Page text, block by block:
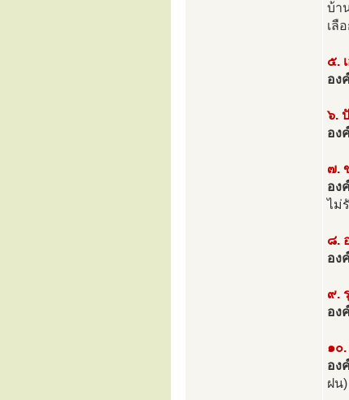
บ้า
เลื
๕.
อง
๖.
อง
๗.
อง
ไม่
๘.
อง
๙.
อง
๑๐
อง
ฝน)